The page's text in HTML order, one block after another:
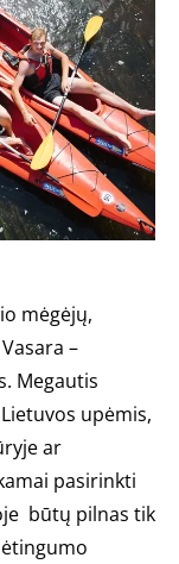
mėgėjų,
–
Megautis
upėmis,
ar
pasirinkti
būtų pilnas tik